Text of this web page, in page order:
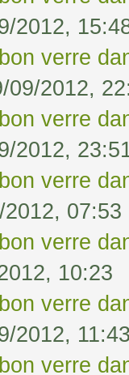
2012,
verre
09/2012,
verre
2012,
verre
07:53
verre
10:23
verre
2012,
verre